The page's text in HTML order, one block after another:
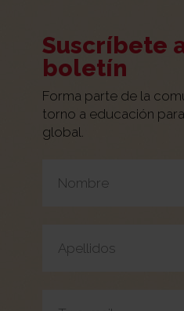
Suscríbete
boletín
Forma parte de la
torno a educación
global.